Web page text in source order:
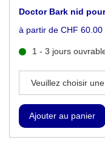
Doctor Bark nid
à partir de CHF 60.00
1 - 3 jours